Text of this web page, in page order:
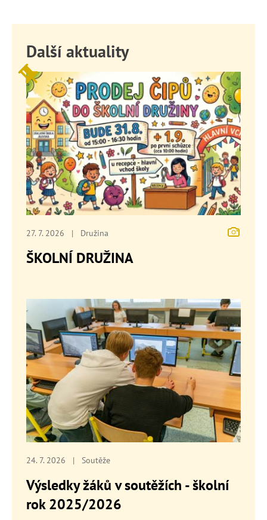
Další aktuality
27. 7. 2026 | Družina
ŠKOLNÍ DRUŽINA
24. 7. 2026 | Soutěže
Výsledky žáků v soutěžích - školní
rok 2025/2026